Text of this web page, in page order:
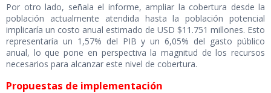
Por otro lado, señala el informe, ampliar la cobertura desde la
población actualmente atendida hasta la población potencial
implicaría un costo anual estimado de USD $11.751 millones. Esto
representaría un 1,57% del PIB y un 6,05% del gasto público
anual, lo que pone en perspectiva la magnitud de los recursos
necesarios para alcanzar este nivel de cobertura.
Propuestas de implementación